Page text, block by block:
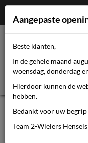
Duo Urban iki
Aangepaste
Beste klanten,
In de gehele maand
woensdag, donderdag
Hierdoor kunnen de
hebben.
Bedankt voor uw
Team 2-Wielers Hensels